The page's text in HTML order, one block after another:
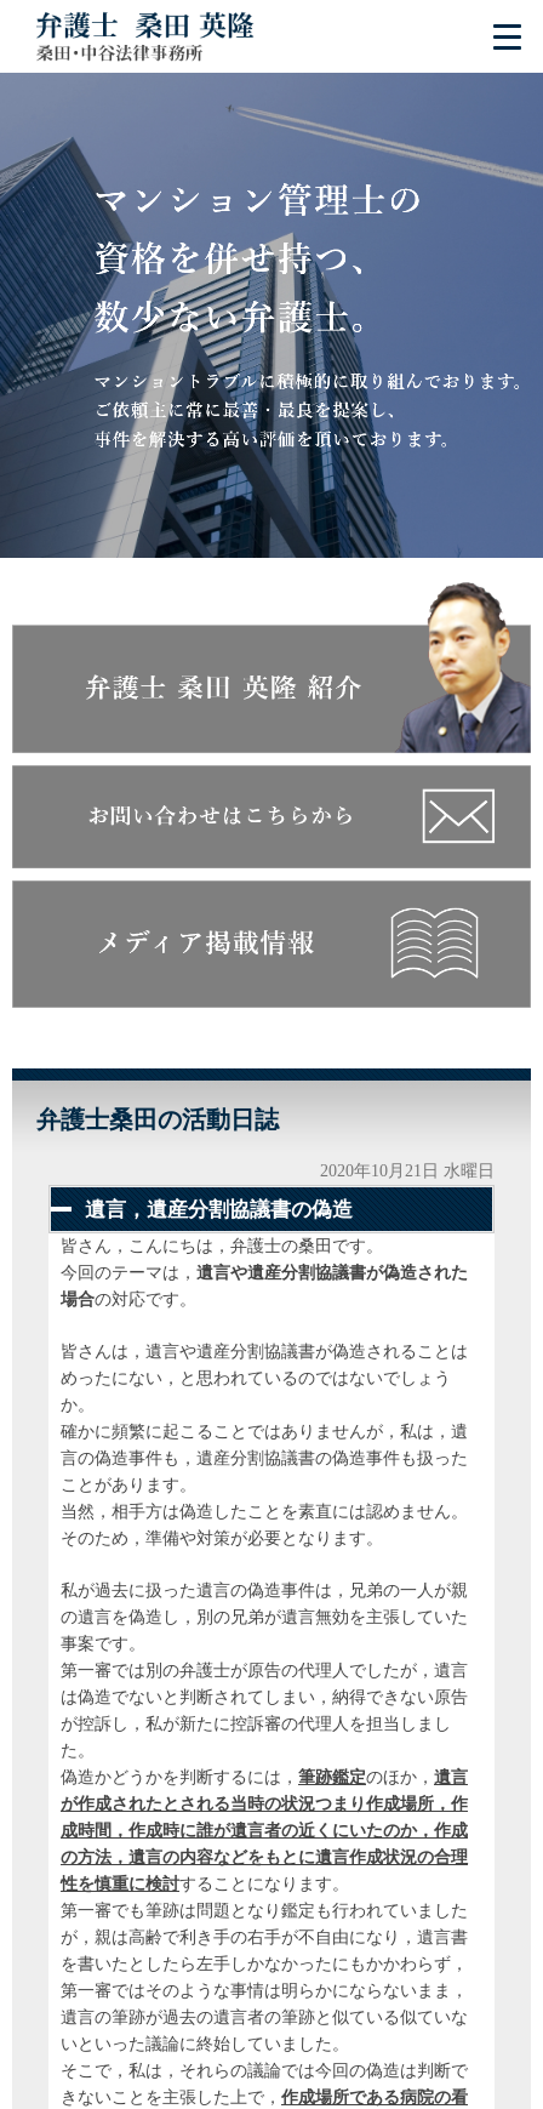
弁護士桑田の活動日誌
2020年10月21日 水曜日
遺言，遺産分割協議書の偽造
皆さん，こんにちは，弁護士の桑田です。
今回のテーマは， 遺言や遺産分割協議書が偽造された
場合の対応です。
皆さんは，遺言や遺産分割協議書が偽造されることは
めったにない，と思われているのではないでしょう
か。
確かに頻繁に起こることではありませんが，私は，遺
言の偽造事件も，遺産分割協議書の偽造事件も扱った
ことがあります。
当然，相手方は偽造したことを素直には認めません。
そのため，準備や対策が必要となります。
私が過去に扱った遺言の偽造事件は，兄弟の一人が親
の遺言を偽造し，別の兄弟が遺言無効を主張していた
事案です。
第一審では別の弁護士が原告の代理人でしたが，遺言
は偽造でないと判断されてしまい，納得できない原告
が控訴し，私が新たに控訴審の代理人を担当しまし
た。
偽造かどうかを判断するには， 筆跡鑑定のほか， 遺言
が作成されたとされる当時の状況つまり作成場所，作
成時間，作成時に誰が遺言者の近くにいたのか，作成
の方法，遺言の内容などをもとに遺言作成状況の合理
性を慎重に検討することになります。
第一審でも筆跡は問題となり鑑定も行われていました
が，親は高齢で利き手の右手が不自由になり，遺言書
を書いたとしたら左手しかなかったにもかかわらず，
第一審ではそのような事情は明らかにならないまま，
遺言の筆跡が過去の遺言者の筆跡と似ている似ていな
いといった議論に終始していました。
そこで，私は，それらの議論では今回の偽造は判断で
きないことを主張した上で， 作成場所である病院の看